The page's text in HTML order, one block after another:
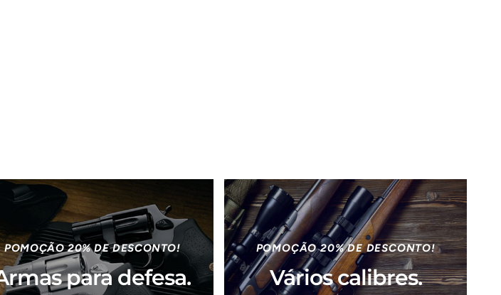
POMOÇÃO 20% DE DESCONTO!
para defesa.
POMOÇÃO 20% DE DESCONTO!
Vários calibres.